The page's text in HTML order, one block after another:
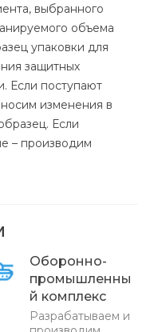
выбранного
объема
упаковки для
защитных
Если поступают
изменения в
Если
– производим
Оборонно-
промышленны
й комплекс
Разрабатываем и